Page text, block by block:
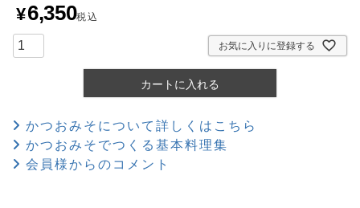
¥6,350税込
お気に入りに登録する
カートに入れる
かつおみそについて詳しくはこちら
かつおみそでつくる基本料理集
会員様からのコメント